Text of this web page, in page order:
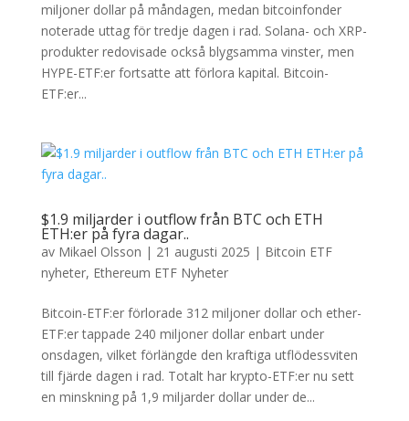
miljoner dollar på måndagen, medan bitcoinfonder
noterade uttag för tredje dagen i rad. Solana- och XRP-
produkter redovisade också blygsamma vinster, men
HYPE-ETF:er fortsatte att förlora kapital. Bitcoin-
ETF:er...
$1.9 miljarder i outflow från BTC och ETH
ETH:er på fyra dagar..
av Mikael Olsson | 21 augusti 2025 | Bitcoin ETF
nyheter, Ethereum ETF Nyheter
Bitcoin-ETF:er förlorade 312 miljoner dollar och ether-
ETF:er tappade 240 miljoner dollar enbart under
onsdagen, vilket förlängde den kraftiga utflödessviten
till fjärde dagen i rad. Totalt har krypto-ETF:er nu sett
en minskning på 1,9 miljarder dollar under de...